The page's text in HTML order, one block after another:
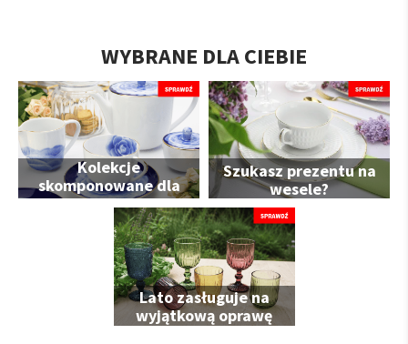
WYBRANE DLA CIEBIE
Kolekcje
skomponowane dla
Ciebie
Szukasz prezentu na
wesele?
Lato zasługuje na
wyjątkową oprawę